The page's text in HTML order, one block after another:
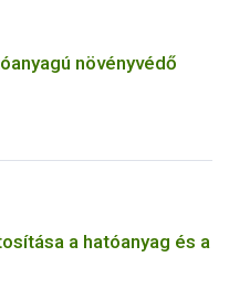
növényvédő
a hatóanyag és a